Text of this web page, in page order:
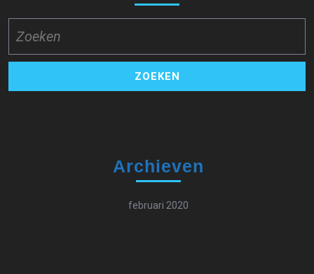
naar:
Archieven
februari 2020